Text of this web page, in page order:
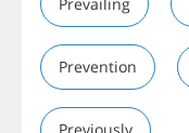
Prevention